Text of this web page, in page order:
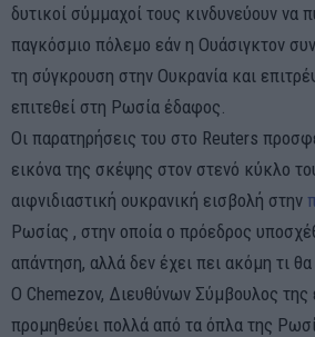
δυτικοί σύμμαχοί τους κινδυνεύουν να
παγκόσμιο πόλεμο εάν η Ουάσιγκτον
τη σύγκρουση στην Ουκρανία και
επιτεθεί στη Ρωσία έδαφος.
Οι παρατηρήσεις του στο Reuters
εικόνα της σκέψης στον στενό κύκλο
αιφνιδιαστική ουκρανική εισβολή στην
Ρωσίας , στην οποία ο πρόεδρος
απάντηση, αλλά δεν έχει πει ακόμη τι θα
Ο Chemezov, Διευθύνων Σύμβουλος της
προμηθεύει πολλά από τα όπλα της